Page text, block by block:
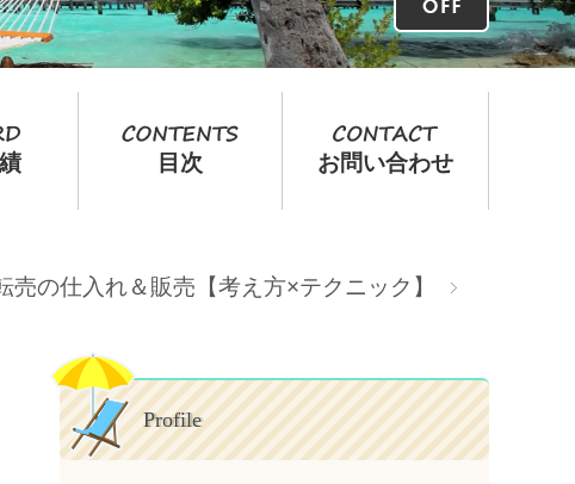
目次 お問い合わせ
売の仕入れ＆販売【考え方×テクニック】
Profile